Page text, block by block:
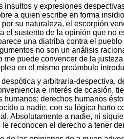
y expresiones
a quien escribe en forma
su naturaleza, el escorpión
sustento de la opinión que no
una diatriba contra el
no son un análisis
puede convencer de la
en el mismo preámbulo
y arbitraria-despectiva,
e interés de ocasión,
derechos humanos
a nadie, con su lógica harto
Absolutamente a nadie, ni
reconocen el derecho a tener